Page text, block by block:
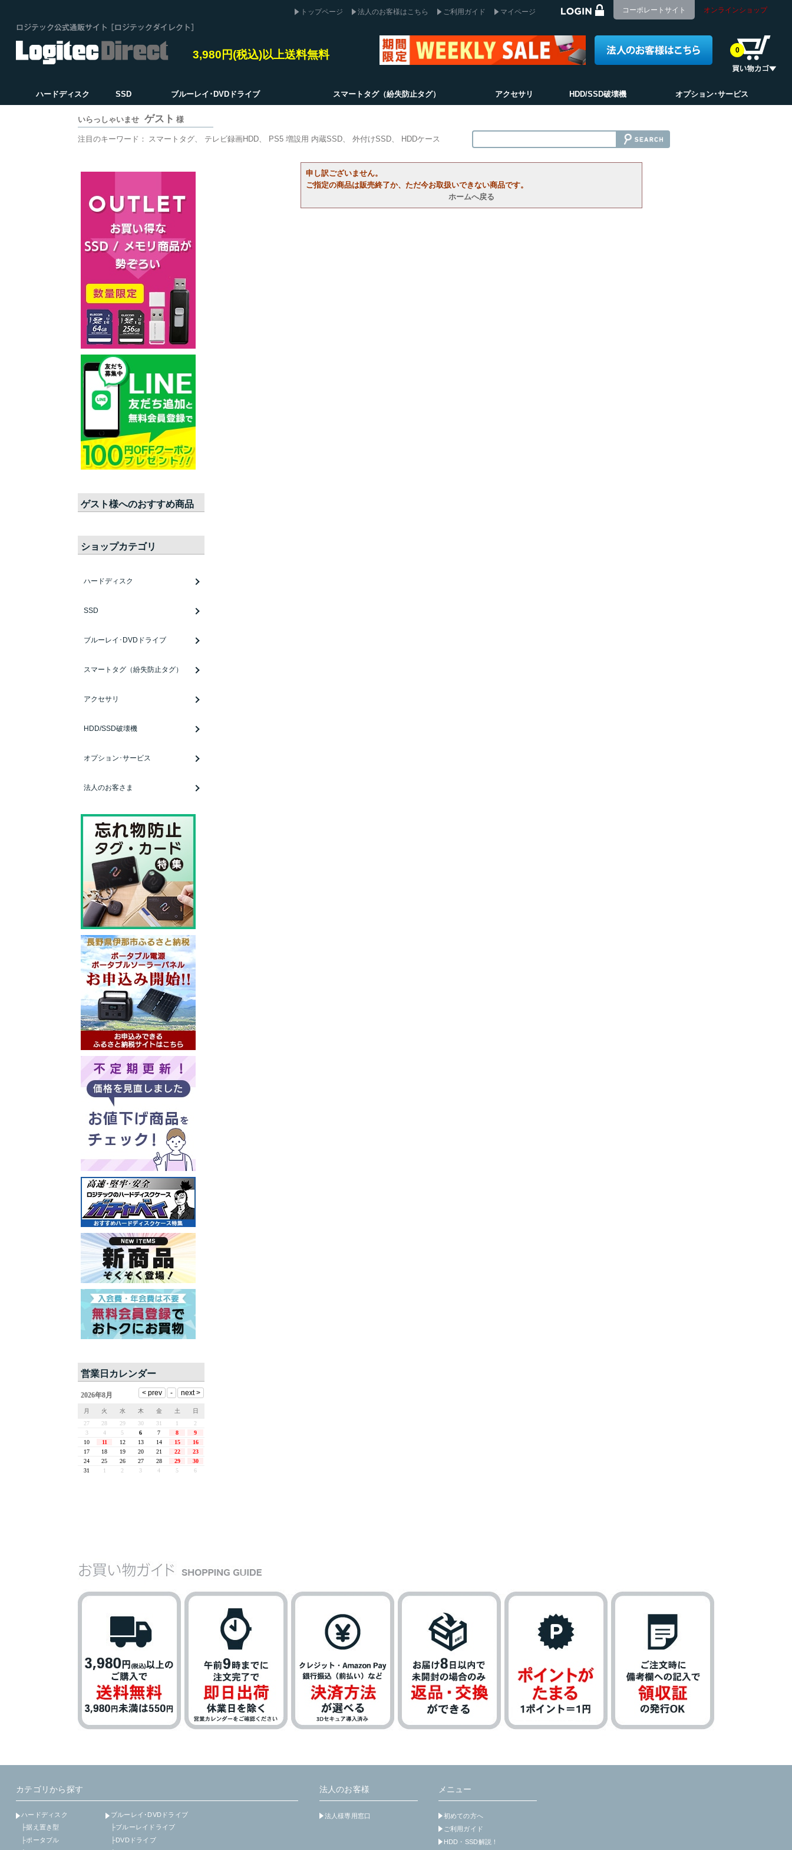
トップページ 法人のお客様はこちら ご利用ガイド マイページ コーポレートサイト オンラインショップ
3,980円(税込)以上送料無料 0
ハードディスク SSD ブルーレイ･DVDドライブ スマートタグ（紛失防止タグ） アクセサリ HDD/SSD破壊機 オプション･サービス
いらっしゃいませ ゲスト 様
注目のキーワード： スマートタグ テレビ録画HDD PS5 増設用 内蔵SSD 外付けSSD HDDケース
申し訳ございません。
ご指定の商品は販売終了か、ただ今お取扱いできない商品です。
ホームへ戻る
ゲスト様へのおすすめ商品
ショップカテゴリ
ハードディスク
SSD
ブルーレイ･DVDドライブ
スマートタグ（紛失防止タグ）
アクセサリ
HDD/SSD破壊機
オプション･サービス
法人のお客さま
営業日カレンダー
カテゴリから探す
ハードディスク
├据え置き型
├ポータブル
ブルーレイ･DVDドライブ
├ブルーレイドライブ
├DVDドライブ
法人のお客様
法人様専用窓口
メニュー
初めての方へ
ご利用ガイド
HDD・SSD解説！